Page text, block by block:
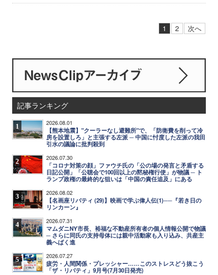
1 2 次へ
記事ランキング
1 2026.08.01
【熊本地震】"クーラーなし避難所"で、「防衛費を削って冷
房を設置しろ」と主張する左派 ─ 中国に忖度した左派の我田
引水の議論に批判殺到
2 2026.07.30
「コロナ対策の顔」ファウチ氏の「公の場の発言と矛盾する
日記公開」「公聴会で100回以上の黙秘権行使」が物議 ─ ト
ランプ政権の最終的な狙いは「中国の責任追及」にある
3 2026.08.02
【名画座リバティ (29)】映画で学ぶ偉人伝(1)──『若き日の
リンカーン』
4 2026.07.31
マムダニNY市長、裕福な不動産所有者の個人情報公開で物議
─ さらに同氏の支持母体には親中活動家も入り込み、共産主
義へばく進
5 2026.07.27
疲労・人間関係・プレッシャー……このストレスどう抜こう
「ザ・リバティ」9月号(7月30日発売)